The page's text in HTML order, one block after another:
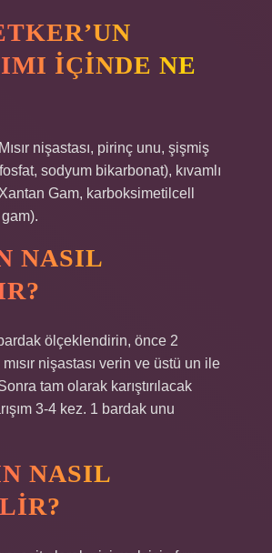
IÇINDE NE
nişastası, pirinç unu, şişmiş
sodyum bikarbonat), kıvamlı
Gam, karboksimetilcell
NASIL
ölçeklendirin, önce 2
mısır nişastası verin ve üstü un ile
tam olarak karıştırılacak
3-4 kez. 1 bardak unu
NASIL